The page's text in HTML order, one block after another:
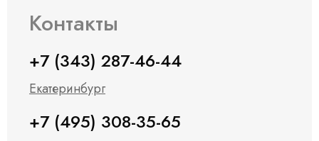
Контакты
+7 (343) 287-46-44
Екатеринбург
+7 (495) 308-35-65